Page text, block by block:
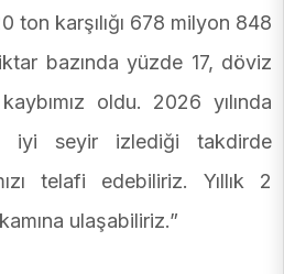
ton karşılığı 678 milyon 848
bazında yüzde 17, döviz
oldu. 2026 yılında
iyi seyir izlediği takdirde
telafi edebiliriz. Yıllık 2
ulaşabiliriz.”